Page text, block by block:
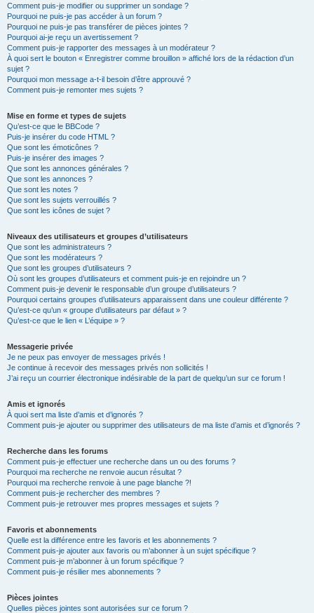
Comment puis-je modifier ou supprimer un sondage ?
Pourquoi ne puis-je pas accéder à un forum ?
Pourquoi ne puis-je pas transférer de pièces jointes ?
Pourquoi ai-je reçu un avertissement ?
Comment puis-je rapporter des messages à un modérateur ?
À quoi sert le bouton « Enregistrer comme brouillon » affiché lors de la rédaction d’un
sujet ?
Pourquoi mon message a-t-il besoin d’être approuvé ?
Comment puis-je remonter mes sujets ?
Mise en forme et types de sujets
Qu’est-ce que le BBCode ?
Puis-je insérer du code HTML ?
Que sont les émoticônes ?
Puis-je insérer des images ?
Que sont les annonces générales ?
Que sont les annonces ?
Que sont les notes ?
Que sont les sujets verrouillés ?
Que sont les icônes de sujet ?
Niveaux des utilisateurs et groupes d’utilisateurs
Que sont les administrateurs ?
Que sont les modérateurs ?
Que sont les groupes d’utilisateurs ?
Où sont les groupes d’utilisateurs et comment puis-je en rejoindre un ?
Comment puis-je devenir le responsable d’un groupe d’utilisateurs ?
Pourquoi certains groupes d’utilisateurs apparaissent dans une couleur différente ?
Qu’est-ce qu’un « groupe d’utilisateurs par défaut » ?
Qu’est-ce que le lien « L’équipe » ?
Messagerie privée
Je ne peux pas envoyer de messages privés !
Je continue à recevoir des messages privés non sollicités !
J’ai reçu un courrier électronique indésirable de la part de quelqu’un sur ce forum !
Amis et ignorés
À quoi sert ma liste d’amis et d’ignorés ?
Comment puis-je ajouter ou supprimer des utilisateurs de ma liste d’amis et d’ignorés ?
Recherche dans les forums
Comment puis-je effectuer une recherche dans un ou des forums ?
Pourquoi ma recherche ne renvoie aucun résultat ?
Pourquoi ma recherche renvoie à une page blanche ?!
Comment puis-je rechercher des membres ?
Comment puis-je retrouver mes propres messages et sujets ?
Favoris et abonnements
Quelle est la différence entre les favoris et les abonnements ?
Comment puis-je ajouter aux favoris ou m’abonner à un sujet spécifique ?
Comment puis-je m’abonner à un forum spécifique ?
Comment puis-je résilier mes abonnements ?
Pièces jointes
Quelles pièces jointes sont autorisées sur ce forum ?